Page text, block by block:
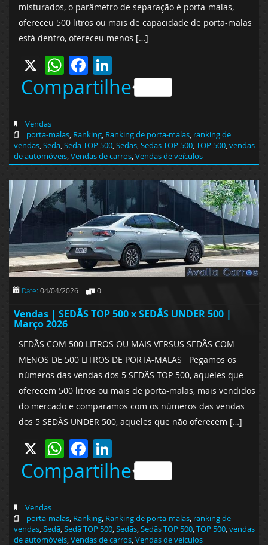
misturados, o parâmetro de separação é porta-malas,
ofereceu 500 litros ou mais de capacidade de porta-malas
está dentro, ofereceu menos […]
X WhatsApp
Facebook
Compartilhe
Vendas
porta-malas, Ranking, Ranking de porta-malas, ranking de
vendas,Sedã,Sedã TOP 500,Sedãs,Sedãs TOP 500,TOP 500,vendas
de automóveis,Vendas de carros,Vendas de veículos
Date: 04/04/2026 0
Vendas | SEDÃS TOP 500 x SEDÃS UNDER 500 |
Março 2026
SEDÃS COM 500 LITROS OU MAIS VERSUS SEDÃS COM
MENOS DE 500 LITROS DE PORTA-MALAS Pegamos os
números das vendas dos 5 SEDÃS TOP 500, aqueles que
oferecem 500 litros ou mais de porta-malas, mais vendidos
do mercado e comparamos com os números das vendas
dos 5 SEDÃS UNDER 500, aqueles que não oferecem […]
X WhatsApp
Facebook
Compartilhe
Vendas
porta-malas, Ranking, Ranking de porta-malas, ranking de
vendas,Sedã,Sedã TOP 500,Sedãs,Sedãs TOP 500,TOP 500,vendas
de automóveis,Vendas de carros,Vendas de veículos